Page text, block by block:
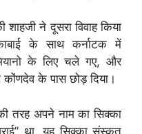
ने दूसरा विवाह किया
के साथ कर्नाटक में
के लिए चले गए, और
कोंणदेव के पास छोड़ दिया।
तरह अपने नाम का सिक्का
था, यह सिक्का संस्कृत